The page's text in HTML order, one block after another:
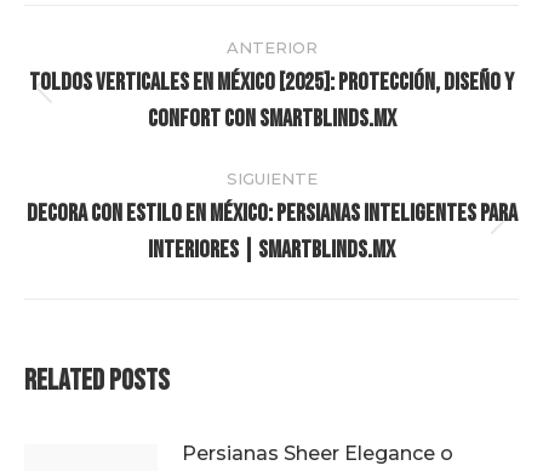
entre
publicaciones
ANTERIOR
anterior:
Toldos Verticales en México [2025]: Protección, Diseño y
Confort con SmartBlinds.mx
SIGUIENTE
siguiente:
Decora con Estilo en México: Persianas Inteligentes para
Interiores | SmartBlinds.mx
Related Posts
Persianas Sheer Elegance o